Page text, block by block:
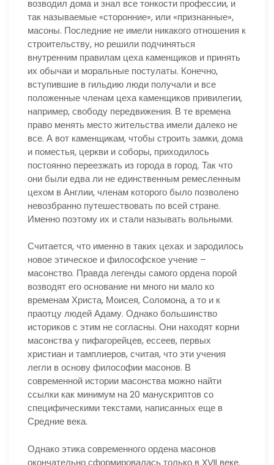
возводил дома и знал все тонкости профессии, и
так называемые «сторонние», или «признанные»,
масоны. Последние не имели никакого отношения к
строительству, но решили подчиняться
внутренним правилам цеха каменщиков и принять
их обычаи и моральные постулаты. Конечно,
вступившие в гильдию люди получали и все
положенные членам цеха каменщиков привилегии,
например, свободу передвижения. В те времена
право менять место жительства имели далеко не
все. А вот каменщикам, чтобы строить замки, дома
и поместья, церкви и соборы, приходилось
постоянно переезжать из города в город. Так что
они были едва ли не единственным ремесленным
цехом в Англии, членам которого было позволено
невозбранно путешествовать по всей стране.
Именно поэтому их и стали называть вольными.
Считается, что именно в таких цехах и зародилось
новое этическое и философское учение –
масонство. Правда легенды самого ордена порой
возводят его основание ни много ни мало ко
временам Христа, Моисея, Соломона, а то и к
праотцу людей Адаму. Однако большинство
историков с этим не согласны. Они находят корни
масонства у пифагорейцев, ессеев, первых
христиан и тамплиеров, считая, что эти учения
легли в основу философии масонов. В
современной истории масонства можно найти
ссылки как минимум на 20 манускриптов со
специфическими текстами, написанных еще в
Средние века.
Однако этика современного ордена масонов
окончательно сформировалась только в XVII веке.